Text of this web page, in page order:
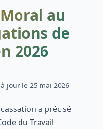
au
de
2026
à jour le 25 mai 2026
a précisé
du Travail